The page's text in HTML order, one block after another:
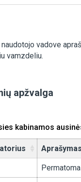
vadove
vamzdeliu.
apžvalga
kabinamos
Aprašymas